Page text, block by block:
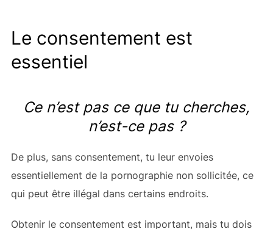
Le consentement est
essentiel
Ce n’est pas ce que tu cherches,
n’est-ce pas ?
De plus, sans consentement, tu leur envoies
essentiellement de la pornographie non sollicitée, ce
qui peut être illégal dans certains endroits.
Obtenir le consentement est important, mais tu dois